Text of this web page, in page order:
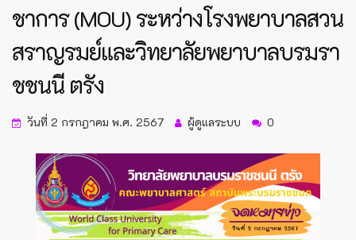
ชาการ (MOU) ระหว่างโรงพยาบาลสวน
สราญรมย์และวิทยาลัยพยาบาลบรมรา
ชชนนี ตรัง
วันที่ 2 กรกฎาคม พ.ศ. 2567 ผู้ดูแลระบบ 0